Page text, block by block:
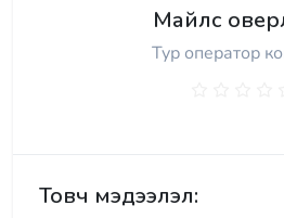
Майлс
Тур оператор
Товч мэдээлэл: